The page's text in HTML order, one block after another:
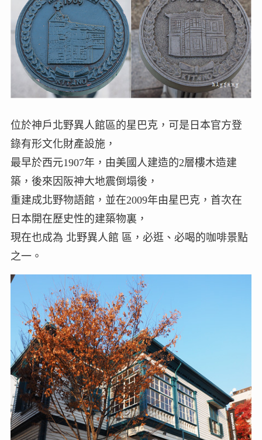
位於神戶北野異人館區的星巴克，可是日本官方登
錄有形文化財產設施，
最早於西元1907年，由美國人建造的2層樓木造建
築，後來因阪神大地震倒塌後，
重建成北野物語館，並在2009年由星巴克，首次在
日本開在歷史性的建築物裏，
現在也成為 北野異人館 區，必逛、必喝的咖啡景點
之一。